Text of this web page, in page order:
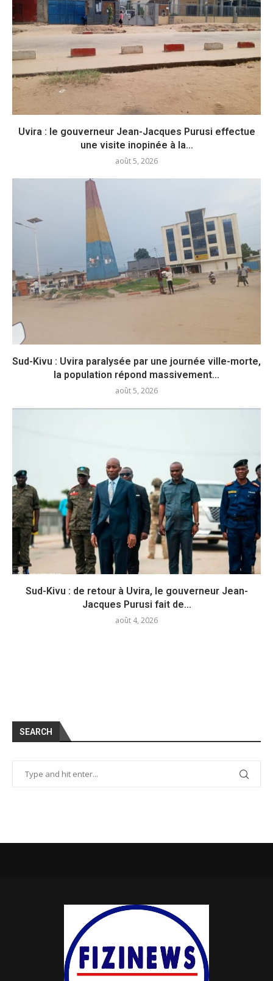
Uvira : le gouverneur Jean-Jacques Purusi effectue
une visite inopinée à la...
août 5, 2026
Sud-Kivu : Uvira paralysée par une journée ville-morte,
la population répond massivement...
août 5, 2026
Sud-Kivu : de retour à Uvira, le gouverneur Jean-
Jacques Purusi fait de...
août 4, 2026
SEARCH